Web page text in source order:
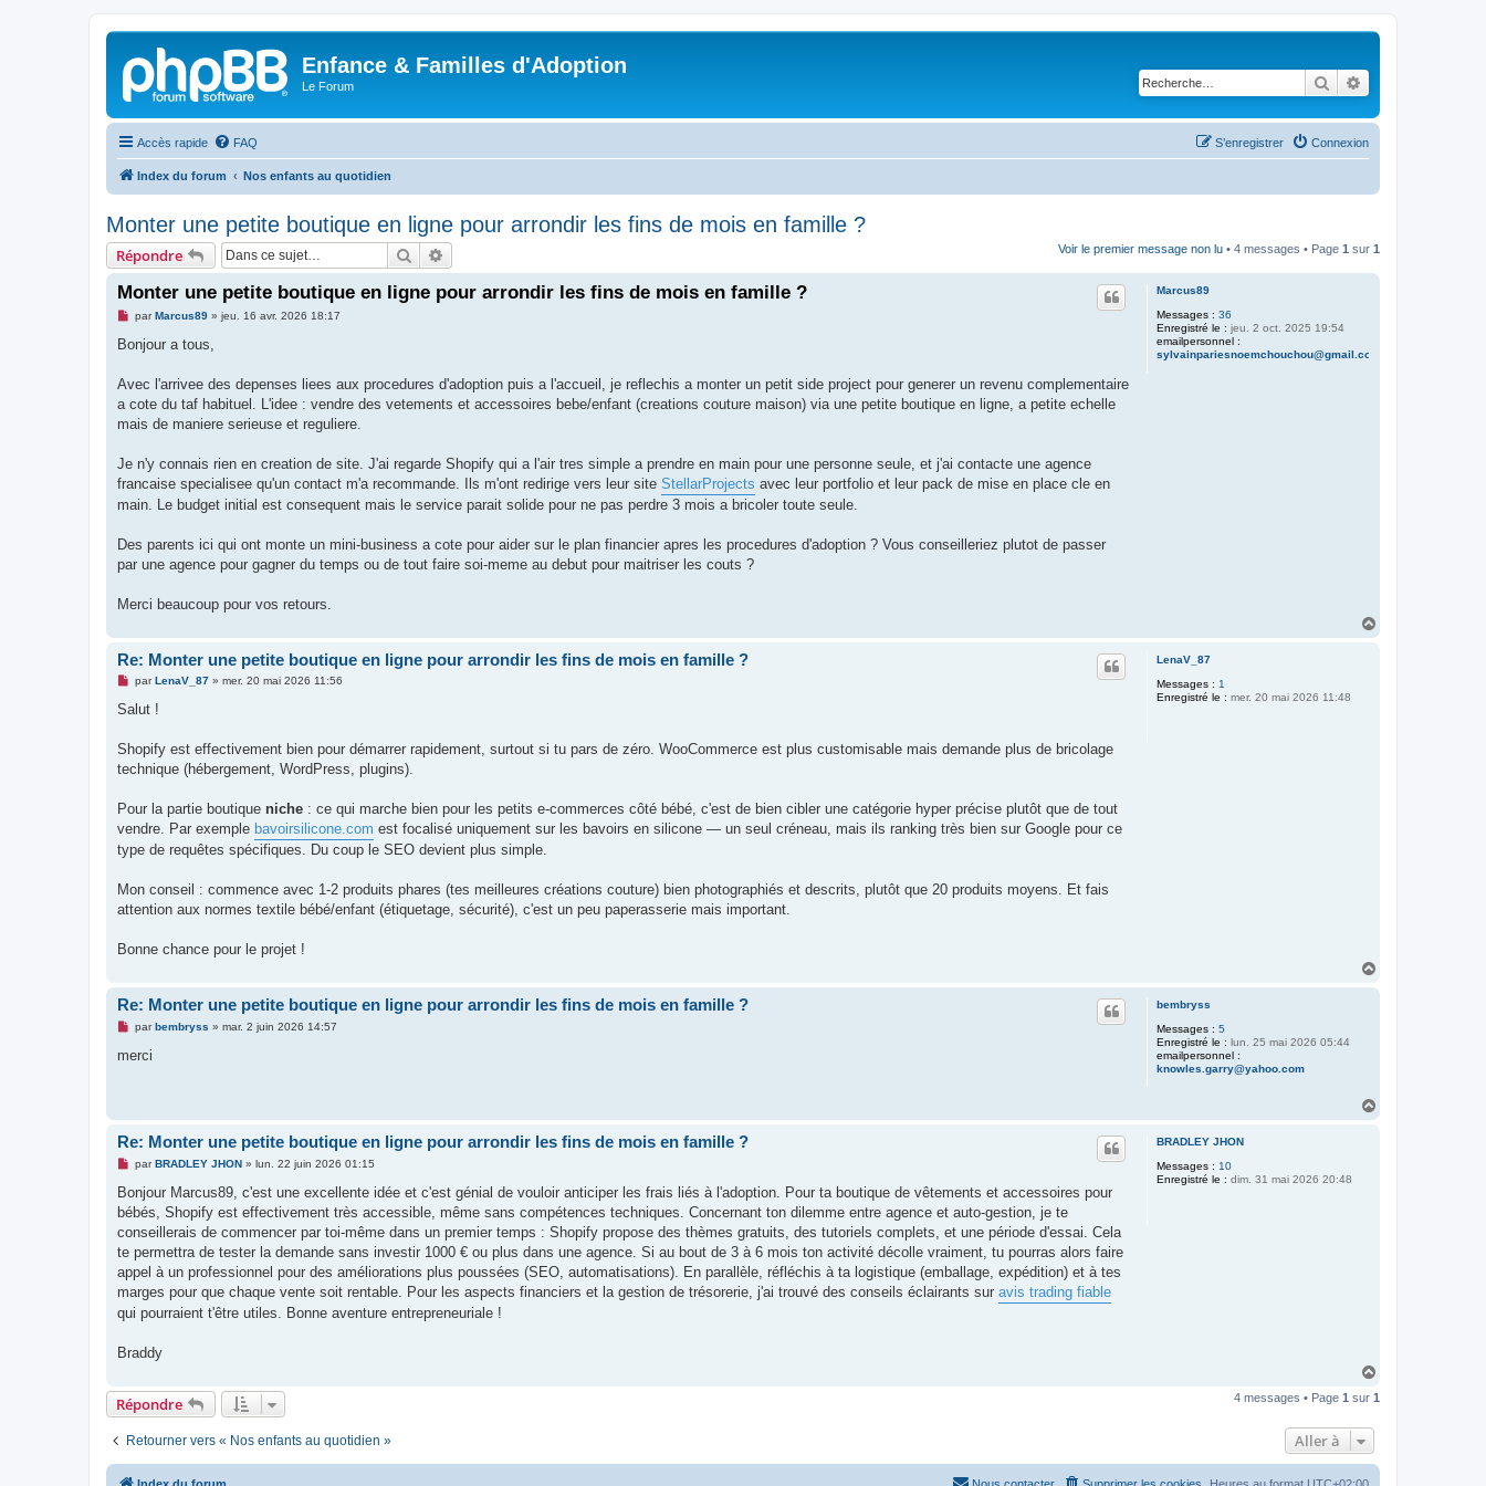
Enfance & Familles d'Adoption
Le Forum Rechercher
Accès rapide FAQ Connexion
S’enregistrer
Index du forum Nos enfants au quotidien
Monter une petite boutique en ligne pour arrondir les fins de mois en famille ?
Répondre Rechercher Voir le premier message non lu • 4 messages • Page 1 sur 1
Marcus89
Messages : 36
Enregistré le : jeu. 2 oct. 2025 19:54
emailpersonnel :
sylvainpariesnoemchouchou@gmail.com
Monter une petite boutique en ligne pour arrondir les fins de mois en famille ?
M
s
g
n
o
u
parMarcus89» jeu. 16 avr. 2026 18:17
Bonjour a tous,
Avec l'arrivee des depenses liees aux procedures d'adoption puis a l'accueil, je reflechis a monter un petit side project pour generer un revenu complementaire
a cote du taf habituel. L'idee : vendre des vetements et accessoires bebe/enfant (creations couture maison) via une petite boutique en ligne, a petite echelle
mais de maniere serieuse et reguliere.
Je n'y connais rien en creation de site. J'ai regarde Shopify qui a l'air tres simple a prendre en main pour une personne seule, et j'ai contacte une agence
francaise specialisee qu'un contact m'a recommande. Ils m'ont redirige vers leur site StellarProjects avec leur portfolio et leur pack de mise en place cle en
main. Le budget initial est consequent mais le service parait solide pour ne pas perdre 3 mois a bricoler toute seule.
Des parents ici qui ont monte un mini-business a cote pour aider sur le plan financier apres les procedures d'adoption ? Vous conseilleriez plutot de passer
par une agence pour gagner du temps ou de tout faire soi-meme au debut pour maitriser les couts ?
Merci beaucoup pour vos retours.
LenaV_87
Messages : 1
Enregistré le : mer. 20 mai 2026 11:48
Re: Monter une petite boutique en ligne pour arrondir les fins de mois en famille ?
M
s
g
n
l
u
parLenaV_87» mer. 20 mai 2026 11:56
Salut !
Shopify est effectivement bien pour démarrer rapidement, surtout si tu pars de zéro. WooCommerce est plus customisable mais demande plus de bricolage
technique (hébergement, WordPress, plugins).
Pour la partie boutique niche : ce qui marche bien pour les petits e-commerces côté bébé, c'est de bien cibler une catégorie hyper précise plutôt que de tout
vendre. Par exemple bavoirsilicone.com est focalisé uniquement sur les bavoirs en silicone — un seul créneau, mais ils ranking très bien sur Google pour ce
type de requêtes spécifiques. Du coup le SEO devient plus simple.
Mon conseil : commence avec 1-2 produits phares (tes meilleures créations couture) bien photographiés et descrits, plutôt que 20 produits moyens. Et fais
attention aux normes textile bébé/enfant (étiquetage, sécurité), c'est un peu paperasserie mais important.
Bonne chance pour le projet !
bembryss
Messages : 5
Enregistré le : lun. 25 mai 2026 05:44
emailpersonnel :
knowles.garry@yahoo.com
Re: Monter une petite boutique en ligne pour arrondir les fins de mois en famille ?
M
s
n
n
u
parbembryss » mar. 2 juin 2026 14:57
merci
BRADLEY JHON
Messages : 10
Enregistré le : dim. 31 mai 2026 20:48
Re: Monter une petite boutique en ligne pour arrondir les fins de mois en famille ?
M
s
a
g
n
o
n
l
u
parBRADLEY JHON» lun. 22 juin 2026 01:15
Bonjour Marcus89, c'est une excellente idée et c'est génial de vouloir anticiper les frais liés à l'adoption. Pour ta boutique de vêtements et accessoires pour
bébés, Shopify est effectivement très accessible, même sans compétences techniques. Concernant ton dilemme entre agence et auto-gestion, je te
conseillerais de commencer par toi-même dans un premier temps : Shopify propose des thèmes gratuits, des tutoriels complets, et une période d'essai. Cela
te permettra de tester la demande sans investir 1000 € ou plus dans une agence. Si au bout de 3 à 6 mois ton activité décolle vraiment, tu pourras alors faire
appel à un professionnel pour des améliorations plus poussées (SEO, automatisations). En parallèle, réfléchis à ta logistique (emballage, expédition) et à tes
marges pour que chaque vente soit rentable. Pour les aspects financiers et la gestion de trésorerie, j'ai trouvé des conseils éclairants sur avis trading fiable
qui pourraient t'être utiles. Bonne aventure entrepreneuriale !
Braddy
u
Répondre 4 messages • Page 1 sur 1
Retourner vers « Nos enfants au quotidien » Aller à
Index du forum Heures au format UTC+02:00
Supprimer les cookies
Nous contacter